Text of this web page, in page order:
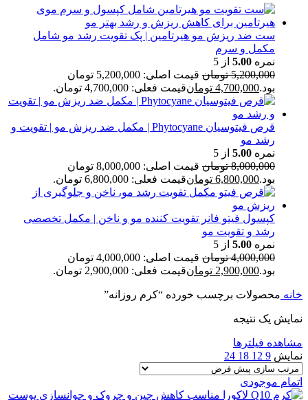
ست ضد ریزش مو هیرتامین | پک تقویت رشد مو شامل
مکمل و سرم
نمره 5.00 از 5
5,200,000 تومان
قیمت اصلی: 5,200,000 تومان
بود.4,700,000 تومانقیمت فعلی: 4,700,000 تومان.
قرص فیتوسیان Phytocyane | مکمل ضد ریزش مو | تقویت و
رشد مو
نمره 5.00 از 5
8,000,000 تومان
قیمت اصلی: 8,000,000 تومان
بود.6,800,000 تومانقیمت فعلی: 6,800,000 تومان.
کپسول فیتو فانر تقویت کننده مو و ناخن | مکمل تخصصی
رشد و تقویت مو
نمره 5.00 از 5
4,000,000 تومان
قیمت اصلی: 4,000,000 تومان
بود.2,900,000 تومانقیمت فعلی: 2,900,000 تومان.
خانه محصولات برچسب خورده “کرم روزانه”
نمایش یک نتیجه
مشاهده فیلترها
نمایش 9
12
18
24
اتمام موجودی